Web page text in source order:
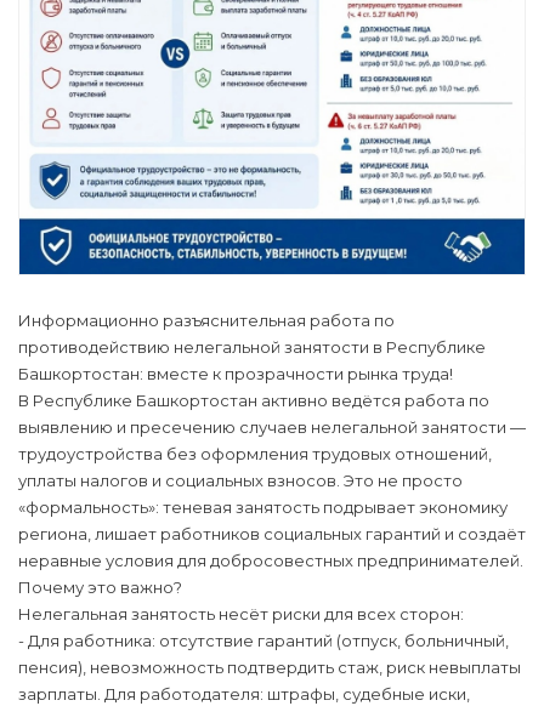
Информационно разъяснительная работа по
противодействию нелегальной занятости в Республике
Башкортостан: вместе к прозрачности рынка труда!
В Республике Башкортостан активно ведётся работа по
выявлению и пресечению случаев нелегальной занятости —
трудоустройства без оформления трудовых отношений,
уплаты налогов и социальных взносов. Это не просто
«формальность»: теневая занятость подрывает экономику
региона, лишает работников социальных гарантий и создаёт
неравные условия для добросовестных предпринимателей.
Почему это важно?
Нелегальная занятость несёт риски для всех сторон:
- Для работника: отсутствие гарантий (отпуск, больничный,
пенсия), невозможность подтвердить стаж, риск невыплаты
зарплаты. Для работодателя: штрафы, судебные иски,